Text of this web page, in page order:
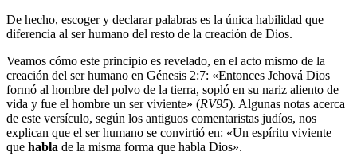
De hecho, escoger y declarar palabras es la única habilidad que
diferencia al ser humano del resto de la creación de Dios.
Veamos cómo este principio es revelado, en el acto mismo de la
creación del ser humano en Génesis 2:7: «Entonces Jehová Dios
formó al hombre del polvo de la tierra, sopló en su nariz aliento de
vida y fue el hombre un ser viviente» (RV95). Algunas notas acerca
de este versículo, según los antiguos comentaristas judíos, nos
explican que el ser humano se convirtió en: «Un espíritu viviente
que habla de la misma forma que habla Dios».